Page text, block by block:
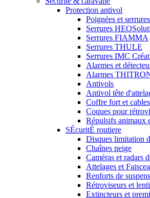
Protection antivol
Poignées et
Serrures
Serrures FIAMMA
Serrures THULE
Serrures IMC
Alarmes et
Alarmes
Antivols
Antivol tête
Coffre fort et
Coques pour
Répulsifs animaux
SÉcuritÉ routiere
Disques limitation
Chaînes neige
Caméras et radars
Attelages et
Renforts de
Rétroviseurs et
Extincteurs et